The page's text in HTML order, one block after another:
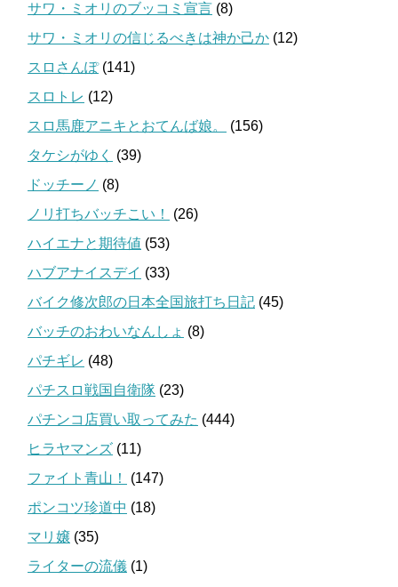
サワ・ミオリのブッコミ宣言 (8)
サワ・ミオリの信じるべきは神か己か (12)
スロさんぽ(141)
スロトレ (12)
スロ馬鹿アニキとおてんば娘。
(156)
タケシがゆく
(39)
ドッチーノ (8)
ノリ打ちバッチこい！
(26)
ハイエナと期待値 (53)
ハブアナイスデイ (33)
バイク修次郎の日本全国旅打ち日記 (45)
バッチのおわいなんしょ (8)
パチギレ (48)
パチスロ戦国自衛隊 (23)
パチンコ店買い取ってみた (444)
ヒラヤマンズ (11)
ファイト青山！
(147)
ポンコツ珍道中 (18)
マリ嬢 (35)
ライターの流儀 (1)